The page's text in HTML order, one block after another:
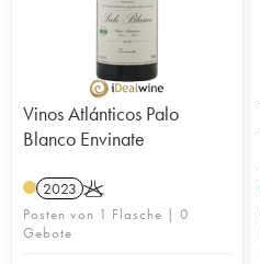
Vinos Atlánticos Palo
Blanco Envinate
2023 K
Posten von 1 Flasche | 0
Gebote